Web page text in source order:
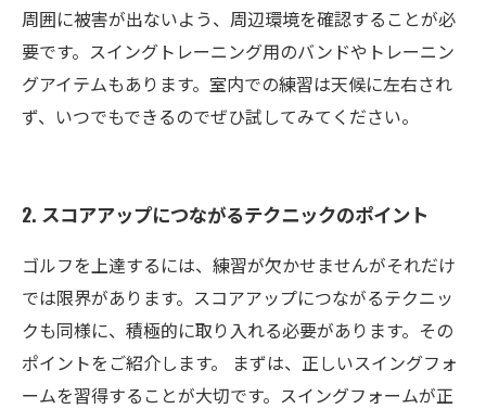
周囲に被害が出ないよう、周辺環境を確認することが必
要です。スイングトレーニング用のバンドやトレーニン
グアイテムもあります。室内での練習は天候に左右され
ず、いつでもできるのでぜひ試してみてください。
2. スコアアップにつながるテクニックのポイント
ゴルフを上達するには、練習が欠かせませんがそれだけ
では限界があります。スコアアップにつながるテクニッ
クも同様に、積極的に取り入れる必要があります。その
ポイントをご紹介します。 まずは、正しいスイングフォ
ームを習得することが大切です。スイングフォームが正